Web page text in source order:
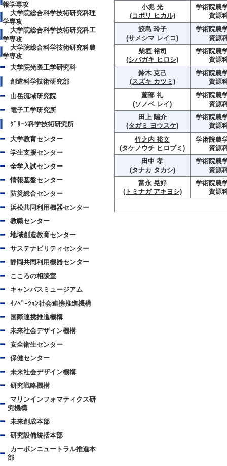
報学専攻
大学院総合科学技術研究科理
学専攻
大学院総合科学技術研究科工
学専攻
大学院総合科学技術研究科農
学専攻
大学院光医工学研究科
創造科学技術研究部
山岳流域研究院
電子工学研究所
ｸﾞﾘｰﾝ科学技術研究所
大学教育センター
学生支援センター
全学入試センター
情報基盤センター
防災総合センター
浜松共同利用機器センター
教職センター
地域創造教育センター
サステナビリティセンター
静岡共同利用機器センター
こころの相談室
キャンパスミュージアム
ｲﾉﾍﾞｰｼｮﾝ社会連携推進機構
国際連携推進機構
未来社会デザイン機構
安全衛生センター
保健センター
未来社会デザイン機構
研究戦略機構
マリンインフォマティクス研
究機構
未来創成本部
研究設備統括本部
カーボンニュートラル推進本
部
小堀 光
(コボリ ヒカル)
学術院農
資源
鮫島 玲子
(サメシマ レイコ)
学術院農
資源
柴垣 裕司
(シバガキ ヒロシ)
学術院農
資源
鈴木 克己
(スズキ カツミ)
学術院農
資源
薗部 礼
(ソノベ レイ)
学術院農
資源
田上 陽介
(タガミ ヨウスケ)
学術院農
資源
竹之内 裕文
(タケノウチ ヒロブミ)
学術院農
資源
田中 孝
(タナカ タカシ)
学術院農
資源
富永 晃好
(トミナガ アキヨシ)
学術院農
資源